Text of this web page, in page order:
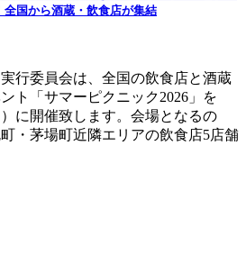
全国から酒蔵・飲食店が集結
⾏委員会は、全国の飲⾷店と酒蔵
ト「サマーピクニック2026」を
に開催致します。会場となるの
・茅場町近隣エリアの飲食店5店舗